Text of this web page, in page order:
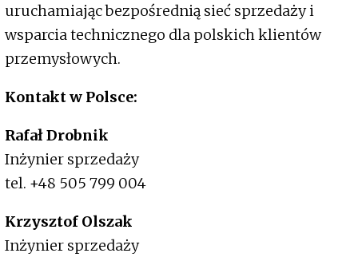
uruchamiając bezpośrednią sieć sprzedaży i
wsparcia technicznego dla polskich klientów
przemysłowych.
Kontakt w Polsce:
Rafał Drobnik
Inżynier sprzedaży
tel. +48 505 799 004
Krzysztof Olszak
Inżynier sprzedaży